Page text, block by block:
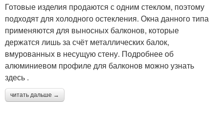
Готовые изделия продаются с одним стеклом, поэтому
подходят для холодного остекления. Окна данного типа
применяются для выносных балконов, которые
держатся лишь за счёт металлических балок,
вмурованных в несущую стену. Подробнее об
алюминиевом профиле для балконов можно узнать
здесь .
читать дальше →